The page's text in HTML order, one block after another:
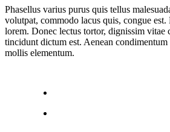
Phasellus varius purus quis tellus
volutpat, commodo lacus quis, congue
lorem. Donec lectus tortor, dignissim vitae
tincidunt dictum est. Aenean
mollis elementum.